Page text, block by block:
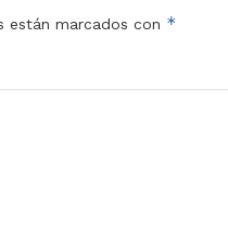
están marcados con *